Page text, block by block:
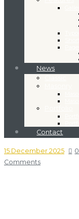
News
Contact
15 December 2025 0
Comments